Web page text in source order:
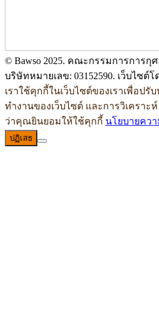
© Bawso 2025. คณะกรรมการการกุศ
บริษัทหมายเลข: 03152590. เว็บไซต์โ
เราใช้คุกกี้ในเว็บไซต์ของเราเพื่อป
ทำงานของเว็บไซต์ และการวิเคราะ
ว่าคุณยินยอมให้ใช้คุกกี้ นโยบายคว
ปฏิเสธ